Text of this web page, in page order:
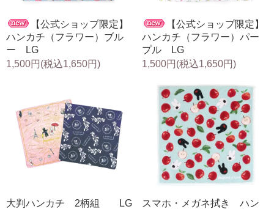
【公式ショップ限定】
ハンカチ（フラワー）ブル
ー LG
1,500円(税込1,650円)
【公式ショップ限定】
ハンカチ（フラワー）パー
プル LG
1,500円(税込1,650円)
大判ハンカチ 2柄組 LG
スマホ・メガネ拭き ハン